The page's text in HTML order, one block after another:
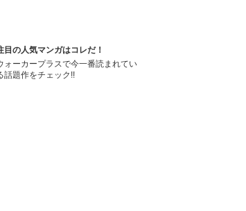
目の人気マンガはコレだ！
ォーカープラスで今一番読まれてい
話題作をチェック!!